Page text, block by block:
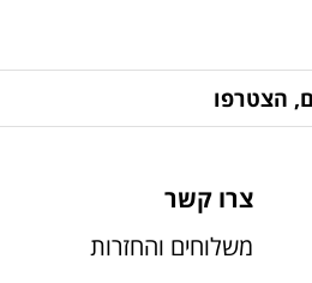
הצטרפו
צרו קשר
משלוחים והחזרות